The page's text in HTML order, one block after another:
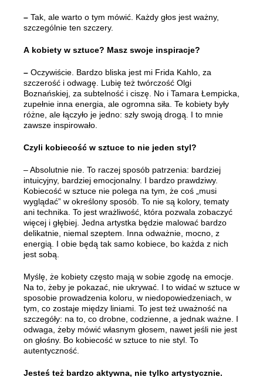
– Tak, ale warto o tym mówić. Każdy głos jest ważny,
szczególnie ten szczery.
A kobiety w sztuce? Masz swoje inspiracje?
– Oczywiście. Bardzo bliska jest mi Frida Kahlo, za
szczerość i odwagę. Lubię też twórczość Olgi
Boznańskiej, za subtelność i ciszę. No i Tamara Łempicka,
zupełnie inna energia, ale ogromna siła. Te kobiety były
różne, ale łączyło je jedno: szły swoją drogą. I to mnie
zawsze inspirowało.
Czyli kobiecość w sztuce to nie jeden styl?
– Absolutnie nie. To raczej sposób patrzenia: bardziej
intuicyjny, bardziej emocjonalny. I bardzo prawdziwy.
Kobiecość w sztuce nie polega na tym, że coś „musi
wyglądać” w określony sposób. To nie są kolory, tematy
ani technika. To jest wrażliwość, która pozwala zobaczyć
więcej i głębiej. Jedna artystka będzie malować bardzo
delikatnie, niemal szeptem. Inna odważnie, mocno, z
energią. I obie będą tak samo kobiece, bo każda z nich
jest sobą.
Myślę, że kobiety często mają w sobie zgodę na emocje.
Na to, żeby je pokazać, nie ukrywać. I to widać w sztuce w
sposobie prowadzenia koloru, w niedopowiedzeniach, w
tym, co zostaje między liniami. To jest też uważność na
szczegóły: na to, co drobne, codzienne, a jednak ważne. I
odwaga, żeby mówić własnym głosem, nawet jeśli nie jest
on głośny. Bo kobiecość w sztuce to nie styl. To
autentyczność.
Jesteś też bardzo aktywna, nie tylko artystycznie.